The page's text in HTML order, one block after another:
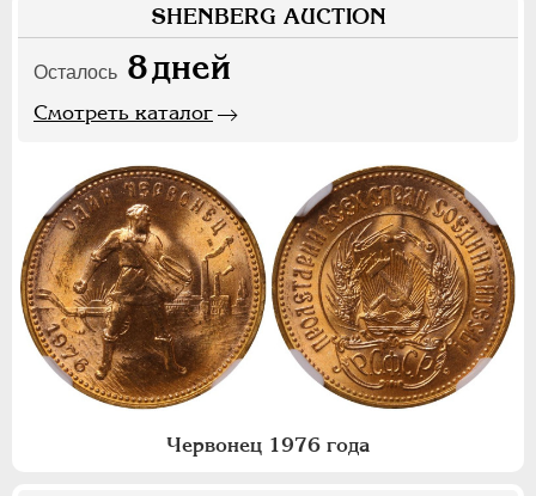
SHENBERG AUCTION
Осталось 8дней
Смотреть каталог
Червонец 1976 года